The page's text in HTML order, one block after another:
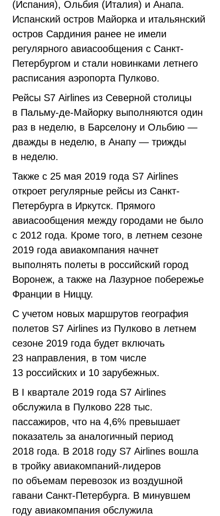
(Испания), Ольбия (Италия) и Анапа.
Испанский остров Майорка и итальянский
остров Сардиния ранее не имели
регулярного авиасообщения с Санкт-
Петербургом и стали новинками летнего
расписания аэропорта Пулково.
Рейсы S7 Airlines из Северной столицы
в Пальму-де-Майорку выполняются один
раз в неделю, в Барселону и Ольбию —
дважды в неделю, в Анапу — трижды
в неделю.
Также с 25 мая 2019 года S7 Airlines
откроет регулярные рейсы из Санкт-
Петербурга в Иркутск. Прямого
авиасообщения между городами не было
с 2012 года. Кроме того, в летнем сезоне
2019 года авиакомпания начнет
выполнять полеты в российский город
Воронеж, а также на Лазурное побережье
Франции в Ниццу.
С учетом новых маршрутов география
полетов S7 Airlines из Пулково в летнем
сезоне 2019 года будет включать
23 направления, в том числе
13 российских и 10 зарубежных.
В I квартале 2019 года S7 Airlines
обслужила в Пулково 228 тыс.
пассажиров, что на 4,6% превышает
показатель за аналогичный период
2018 года. В 2018 году S7 Airlines вошла
в тройку авиакомпаний-лидеров
по объемам перевозок из воздушной
гавани Санкт-Петербурга. В минувшем
году авиакомпания обслужила